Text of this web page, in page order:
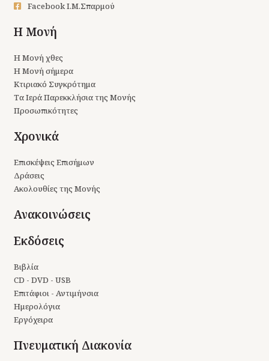
Facebook Ι.Μ.Σπαρμού
Η Μονή
Η Μονή χθες
Η Μονή σήμερα
Κτιριακό Συγκρότημα
Τα Ιερά Παρεκκλήσια της Μονής
Προσωπικότητες
Χρονικά
Επισκέψεις Επισήμων
Δράσεις
Ακολουθίες της Μονής
Ανακοινώσεις
Εκδόσεις
Βιβλία
CD - DVD - USB
Επιτάφιοι - Αντιμήνσια
Ημερολόγια
Εργόχειρα
Πνευματική Διακονία